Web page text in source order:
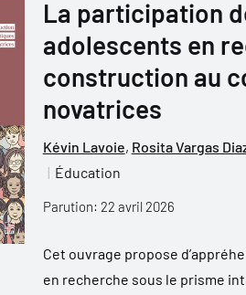
La participation
adolescents en
construction au
novatrices
Kévin Lavoie, Rosita Vargas
Éducation
Parution: 22 avril 2026
Cet ouvrage propose
en recherche sous le prisme